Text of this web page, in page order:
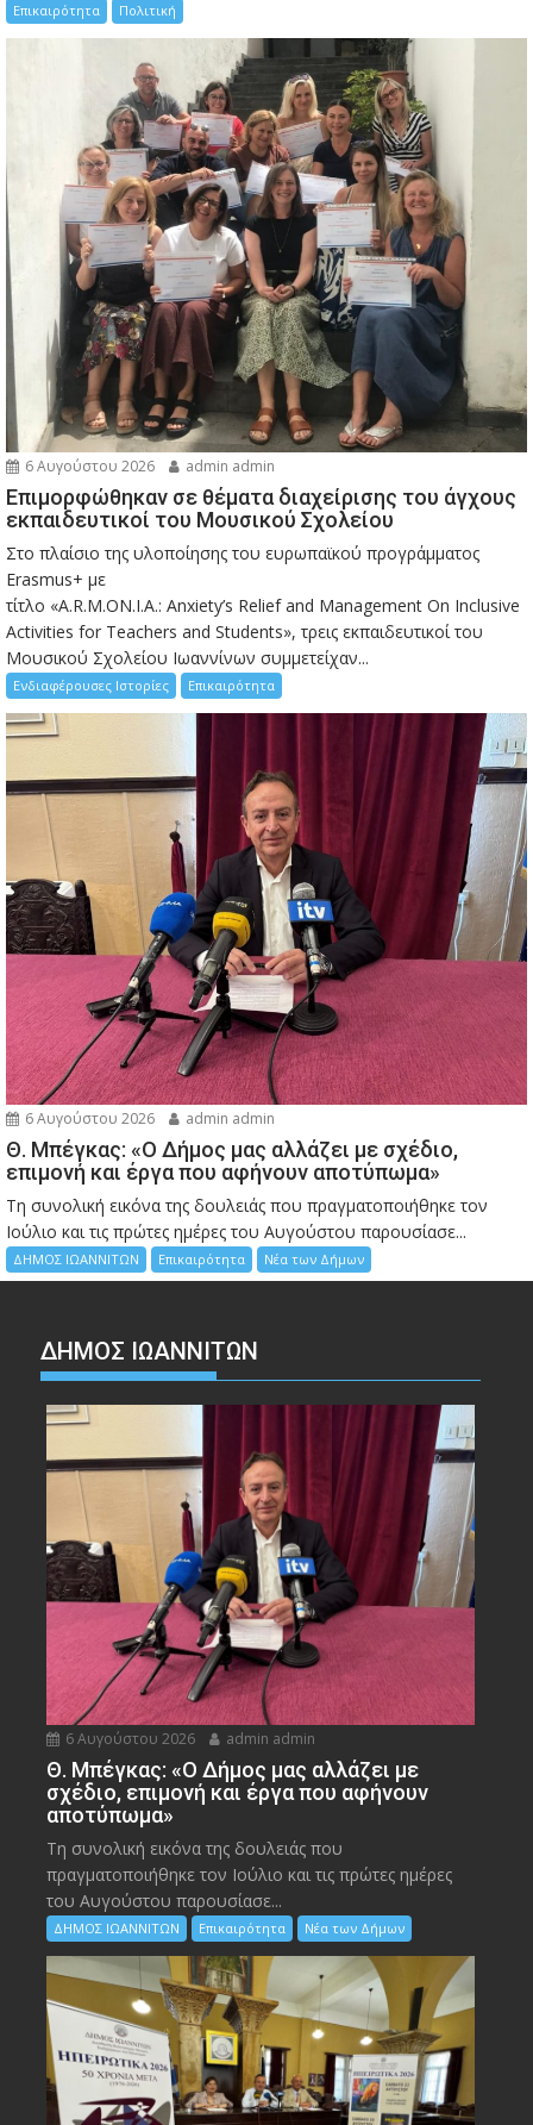
Επικαιρότητα Πολιτική
6 Αυγούστου 2026 admin admin
Eπιμορφώθηκαν σε θέματα διαχείρισης του άγχους
εκπαιδευτικοί του Μουσικού Σχολείου
Στο πλαίσιο της υλοποίησης του ευρωπαϊκού προγράμματος
Erasmus+ με
τίτλο «A.R.M.ON.I.A.: Anxiety’s Relief and Management On Inclusive
Activities for Teachers and Students», τρεις εκπαιδευτικοί του
Μουσικού Σχολείου Ιωαννίνων συμμετείχαν...
Ενδιαφέρουσες Ιστορίες Επικαιρότητα
6 Αυγούστου 2026 admin admin
Θ. Μπέγκας: «Ο Δήμος μας αλλάζει με σχέδιο,
επιμονή και έργα που αφήνουν αποτύπωμα»
Τη συνολική εικόνα της δουλειάς που πραγματοποιήθηκε τον
Ιούλιο και τις πρώτες ημέρες του Αυγούστου παρουσίασε...
ΔΗΜΟΣ ΙΩΑΝΝΙΤΩΝ Επικαιρότητα Νέα των Δήμων
ΔΗΜΟΣ ΙΩΑΝΝΙΤΩΝ
6 Αυγούστου 2026 admin admin
Θ. Μπέγκας: «Ο Δήμος μας αλλάζει με
σχέδιο, επιμονή και έργα που αφήνουν
αποτύπωμα»
Τη συνολική εικόνα της δουλειάς που
πραγματοποιήθηκε τον Ιούλιο και τις πρώτες ημέρες
του Αυγούστου παρουσίασε...
ΔΗΜΟΣ ΙΩΑΝΝΙΤΩΝ Επικαιρότητα Νέα των Δήμων